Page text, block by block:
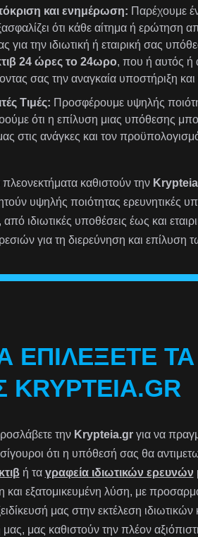
και ενημέρωση: Παρέχουμε
ότι κάθε αίτημα ή ερώτηση
για την ιδιωτική ή εταιρική σας
24 ώρες το 24ωρο, που ή αυτός ή
σας την αναγκαία υποστήριξη
Τιμές: Προσφέρουμε υψηλής
ότι η επίλυση μιας υπόθεσης
στις ανάγκες και τον
καθιστούν την
υψηλής ποιότητας ερευνητικές
ιδιωτικές υποθέσεις έως και
για τη διερεύνηση και
ΕΠΙΛΈΞΕΤΕ
KRYPTEIA.GR
την Krypteia.grγια να
σίγουροι ότι η υπόθεσή σας θα
ή τα γραφεία ιδιωτικών ερευνών
και εξατομικευμένη λύση, με
μας στην εκτέλεση
μας καθιστούν την πλέον